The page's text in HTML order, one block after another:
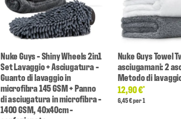
Nuke Guys - Shiny Wheels 2in1
Set Lavaggio + Asciugatura -
Guanto di lavaggio in
microfibra 145 GSM + Panno
di asciugatura in microfibra -
1400 GSM, 40x40cm -
Nuke Guys Towel
asciugamani: 2
Metodo di
12,90 €*
6,45 € per 1